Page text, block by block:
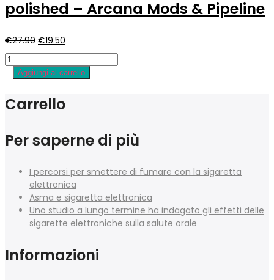
polished – Arcana Mods & Pipeline
€27.90 Il
prezzo
originale
era:
€19.50
prezzo
attuale
è:
Aggiungi al carrello
Carrello
Per saperne di più
I percorsi per smettere di fumare con la sigaretta
elettronica
Asma e sigaretta elettronica
Uno studio a lungo termine ha indagato gli effetti delle
sigarette elettroniche sulla salute orale
Informazioni